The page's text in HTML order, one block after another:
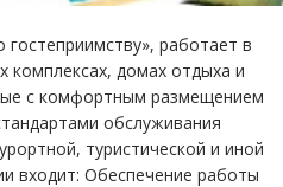
работает в
комплексах, домах отдыха и
с комфортным размещением
обслуживания
туристической и иной
входит: Обеспечение работы